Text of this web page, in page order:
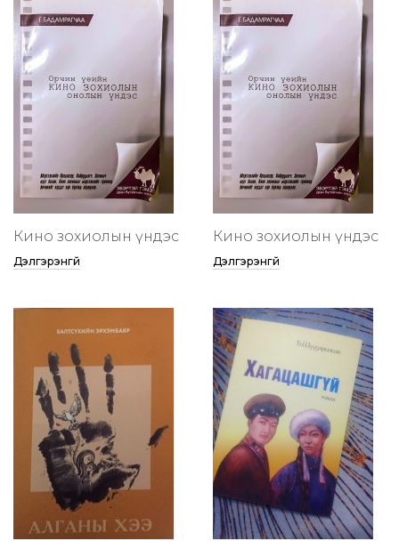
Кино зохиолын үндэс
Дэлгэрэнгүй
Кино зохиолын үндэс
Дэлгэрэнгүй